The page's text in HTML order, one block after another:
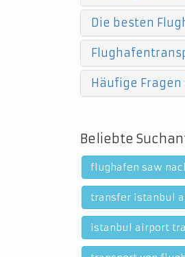
Die besten
Häufige
Beliebte
flughafen saw
transfer istanbul
istanbul airport